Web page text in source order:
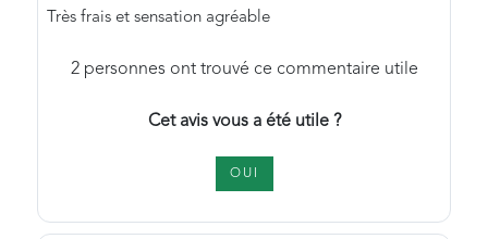
Très frais et sensation agréable
2personnes ont trouvé ce commentaire utile
Cet avis vous a été utile ?
OUI